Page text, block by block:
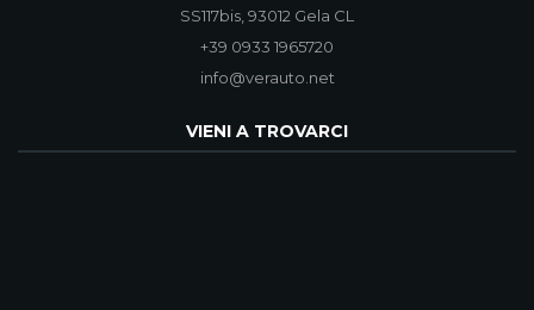
SS117bis, 93012 Gela CL
+39 0933 1965720
info@verauto.net
VIENI A TROVARCI